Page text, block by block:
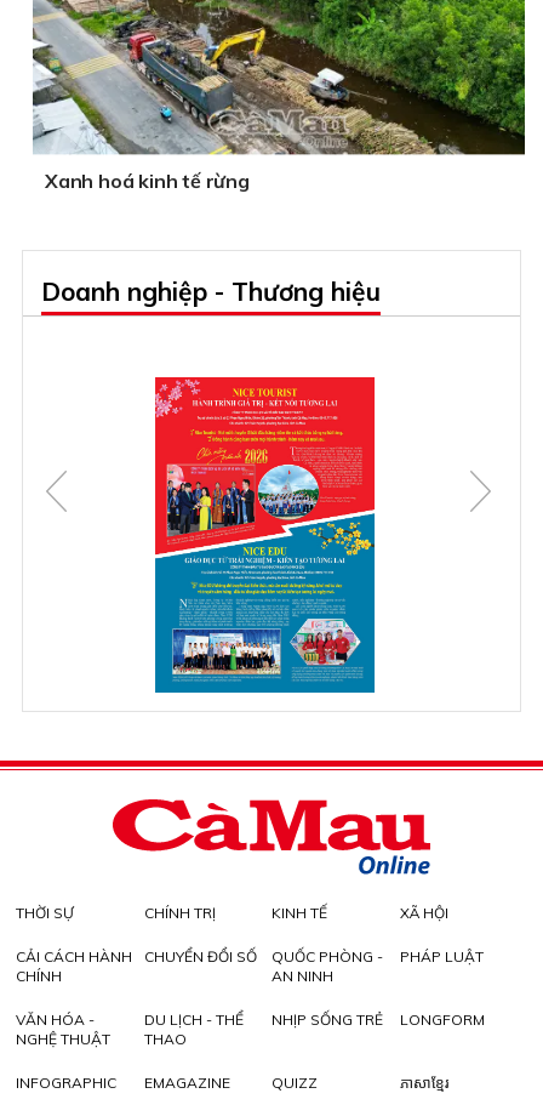
Xanh hoá kinh tế rừng
Doanh nghiệp - Thương hiệu
THỜI SỰ CHÍNH TRỊ KINH TẾ XÃ HỘI
CẢI CÁCH HÀNH
CHÍNH
CHUYỂN ĐỔI SỐ
QUỐC PHÒNG -
AN NINH
PHÁP LUẬT
VĂN HÓA -
NGHỆ THUẬT
DU LỊCH - THỂ
THAO
NHỊP SỐNG TRẺ LONGFORM
INFOGRAPHIC EMAGAZINE QUIZZ ភាសាខ្មែរ